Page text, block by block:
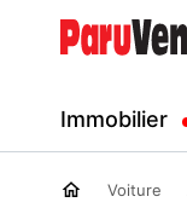
Immobilier
Voiture